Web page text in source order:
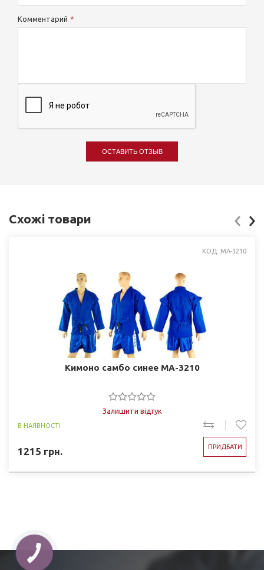
Комментарий
ОСТАВИТЬ ОТЗЫВ
Схожі товари
КОД: MA-3210
Кимоно самбо синее MA-3210
Залишити відгук
В НАЯВНОСТІ
1215 грн. ПРИДБАТИ